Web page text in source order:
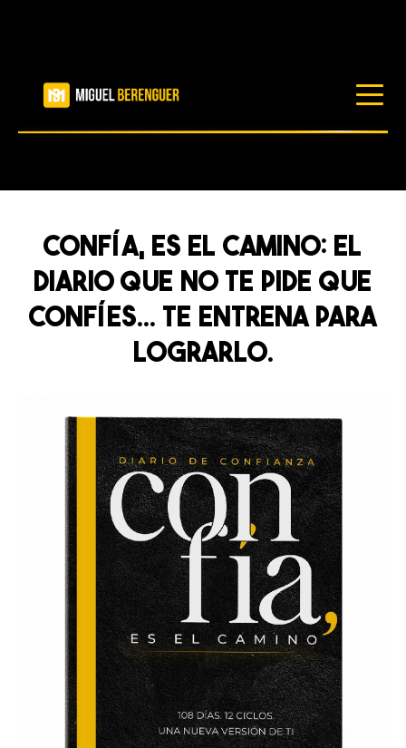
PRODUCTOS
TRABAJA CONMIGO
CONFÍA, ES EL CAMINO: EL
DIARIO QUE NO TE PIDE QUE
CONFÍES… TE ENTRENA PARA
LOGRARLO.